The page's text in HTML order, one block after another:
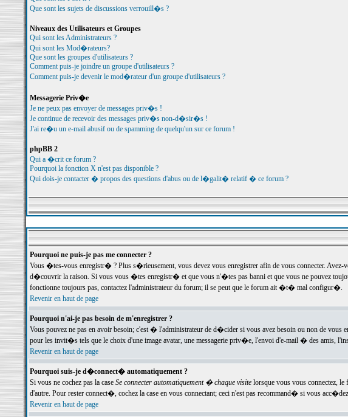
Que sont les sujets de discussions verrouill�s ?
Niveaux des Utilisateurs et Groupes
Qui sont les Administrateurs ?
Qui sont les Mod�rateurs?
Que sont les groupes d'utilisateurs ?
Comment puis-je joindre un groupe d'utilisateurs ?
Comment puis-je devenir le mod�rateur d'un groupe d'utilisateurs ?
Messagerie Priv�e
Je ne peux pas envoyer de messages priv�s !
Je continue de recevoir des messages priv�s non-d�sir�s !
J'ai re�u un e-mail abusif ou de spamming de quelqu'un sur ce forum !
phpBB 2
Qui a �crit ce forum ?
Pourquoi la fonction X n'est pas disponible ?
Qui dois-je contacter � propos des questions d'abus ou de l�galit� relatif � ce forum ?
Pourquoi ne puis-je pas me connecter ?
Vous �tes-vous enregistr� ? Plus s�rieusement, vous devez vous enregistrer afin de vous connecter.
d�couvrir la raison. Si vous vous �tes enregistr� et que vous n'�tes pas banni et que vous ne pouvez
fonctionne toujours pas, contactez l'administrateur du forum; il se peut que le forum ait �t� mal configur�.
Revenir en haut de page
Pourquoi n'ai-je pas besoin de m'enregistrer ?
Vous pouvez ne pas en avoir besoin; c'est � l'administrateur de d�cider si vous avez besoin ou non de
pour les invit�s tels que le choix d'une image avatar, une messagerie priv�e, l'envoi d'e-mail � des amis,
Revenir en haut de page
Pourquoi suis-je d�connect� automatiquement ?
Si vous ne cochez pas la case Se connecter automatiquement � chaque visitelorsque vous vous connectez,
d'autre. Pour rester connect�, cochez la case en vous connectant; ceci n'est pas recommand� si vous
Revenir en haut de page